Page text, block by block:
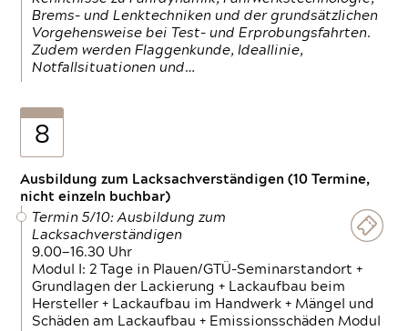
Brems- und Lenktechniken und der grundsätzlichen
Vorgehensweise bei Test- und Erprobungsfahrten.
Zudem werden Flaggenkunde, Ideallinie,
Notfallsituationen und…
8
Ausbildung zum Lacksachverständigen (10 Termine,
nicht einzeln buchbar)
Termin 5/10: Ausbildung zum
Lacksachverständigen
9.00—16.30 Uhr
Modul I: 2 Tage in Plauen/GTÜ-Seminarstandort +
Grundlagen der Lackierung + Lackaufbau beim
Hersteller + Lackaufbau im Handwerk + Mängel und
Schäden am Lackaufbau + Emissionsschäden Modul